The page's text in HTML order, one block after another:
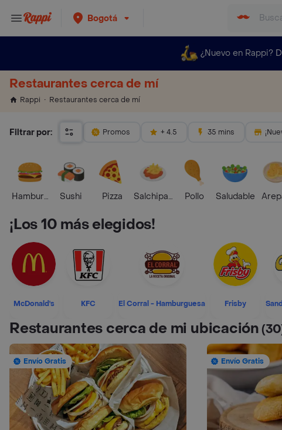
Bogotá
¿Nuevo en Rappi?
Restaurantes cerca de mí
Rappi Restaurantes cerca de mí
Filtrar por: Promos + 4.5 35 mins
HamburguesaSushi Pizza Salchipapas Pollo Saludable
¡Los 10 más elegidos!
McDonald's KFC El Corral - Hamburguesa Frisby
Restaurantes cerca de mi ubicación
Envío Gratis Envío Gratis